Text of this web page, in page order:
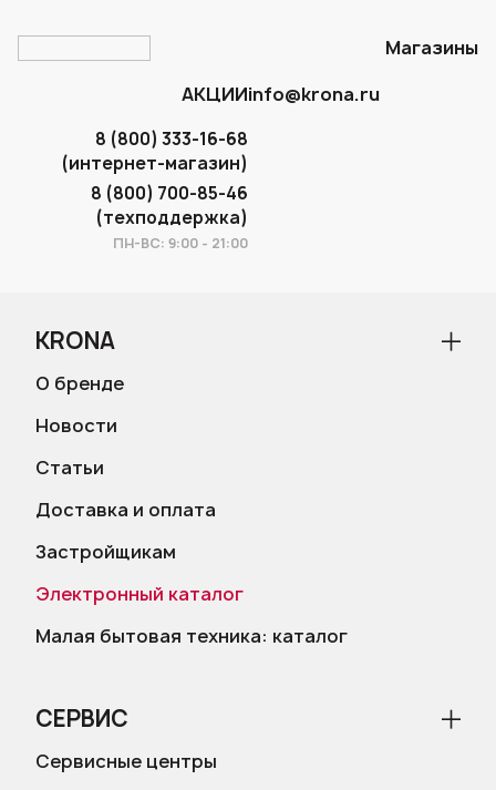
Магазины
АКЦИИinfo@krona.ru
8 (800) 333-16-68
(интернет-магазин)
8 (800) 700-85-46
(техподдержка)
ПН-ВС: 9:00 - 21:00
KRONA
О бренде
Новости
Статьи
Доставка и оплата
Застройщикам
Электронный каталог
Малая бытовая техника: каталог
СЕРВИС
Сервисные центры